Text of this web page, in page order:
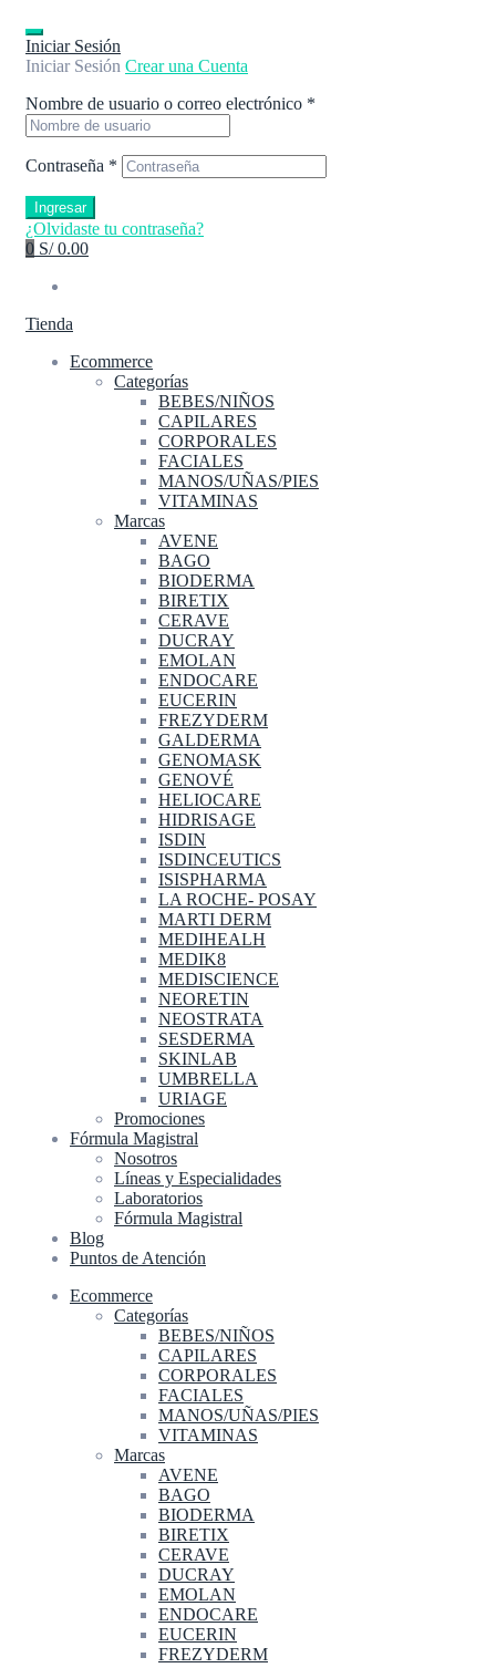
Iniciar Sesión
Iniciar Sesión Crear una Cuenta
Nombre de usuario o correo electrónico *
Contraseña *
Ingresar
¿Olvidaste tu contraseña?
0 S/ 0.00
Tienda
Ecommerce
Categorías
BEBES/NIÑOS
CAPILARES
CORPORALES
FACIALES
MANOS/UÑAS/PIES
VITAMINAS
Marcas
AVENE
BAGO
BIODERMA
BIRETIX
CERAVE
DUCRAY
EMOLAN
ENDOCARE
EUCERIN
FREZYDERM
GALDERMA
GENOMASK
GENOVÉ
HELIOCARE
HIDRISAGE
ISDIN
ISDINCEUTICS
ISISPHARMA
LA ROCHE- POSAY
MARTI DERM
MEDIHEALH
MEDIK8
MEDISCIENCE
NEORETIN
NEOSTRATA
SESDERMA
SKINLAB
UMBRELLA
URIAGE
Promociones
Fórmula Magistral
Nosotros
Líneas y Especialidades
Laboratorios
Fórmula Magistral
Blog
Puntos de Atención
Ecommerce
Categorías
BEBES/NIÑOS
CAPILARES
CORPORALES
FACIALES
MANOS/UÑAS/PIES
VITAMINAS
Marcas
AVENE
BAGO
BIODERMA
BIRETIX
CERAVE
DUCRAY
EMOLAN
ENDOCARE
EUCERIN
FREZYDERM